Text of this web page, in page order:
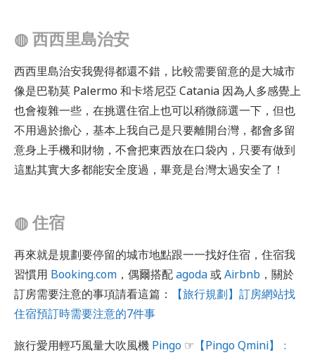
◍西西里島治安
西西里島治安我覺得都還不錯，比較需要留意的是大城市
像是巴勒莫 Palermo 和卡塔尼亞 Catania 因為人多感覺上
也會複雜一些，在挑選住宿上也可以稍微篩選一下，但也
不用過於擔心，基本上我自己是只要離開台灣，都會多留
意身上手機和財物，不會把東西放在口袋內，只要有做到
這點其實大多都能安全度過，畢竟是台灣太過安全了！
◍住宿
再來就是規劃要停留的城市地點跟一一找好住宿，住宿我
習慣用 Booking.com ，偶爾搭配agoda或Airbnb ，關於
訂房需要注意的事項請看這篇：
【旅行規劃】訂房網站找
住宿預訂時需要注意的7件事
旅行愛用輕巧風量大吹風機 Pingo ☞ 【Pingo Qmini】﹕